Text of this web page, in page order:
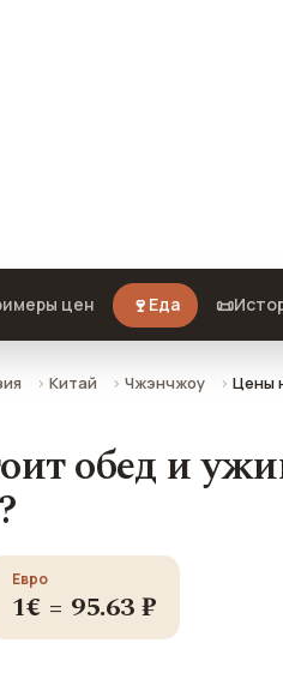
цен 🍷 Еда 📜
Китай Чжэнчжоу
Цены
обед и
Евро
1€ = 95.63 ₽